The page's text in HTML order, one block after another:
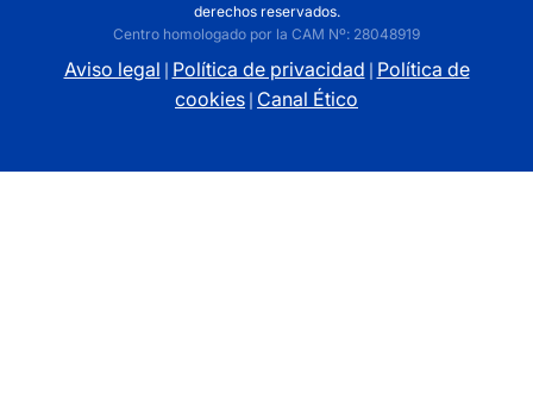
derechos reservados.
Centro homologado por la CAM Nº: 28048919
Aviso legal Política de privacidad Política de
cookies Canal Ético